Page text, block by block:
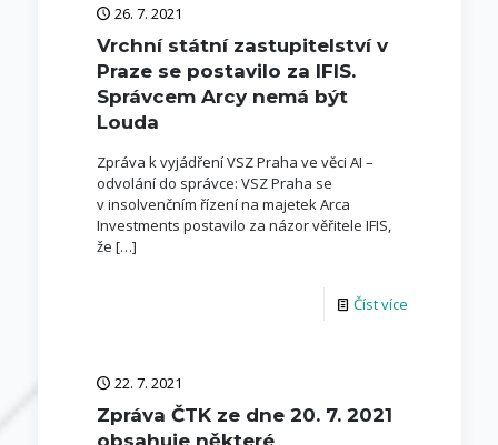
26. 7. 2021
Vrchní státní zastupitelství v
Praze se postavilo za IFIS.
Správcem Arcy nemá být
Louda
Zpráva k vyjádření VSZ Praha ve věci AI –
odvolání do správce: VSZ Praha se
v insolvenčním řízení na majetek Arca
Investments postavilo za názor věřitele IFIS,
že […]
Číst více
22. 7. 2021
Zpráva ČTK ze dne 20. 7. 2021
obsahuje některé